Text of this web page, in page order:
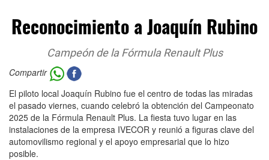
Reconocimiento a Joaquín Rubino
Campeón de la Fórmula Renault Plus
Compartir
El piloto local Joaquín Rubino fue el centro de todas las miradas
el pasado viernes, cuando celebró la obtención del Campeonato
2025 de la Fórmula Renault Plus. La fiesta tuvo lugar en las
instalaciones de la empresa IVECOR y reunió a figuras clave del
automovilismo regional y el apoyo empresarial que lo hizo
posible.